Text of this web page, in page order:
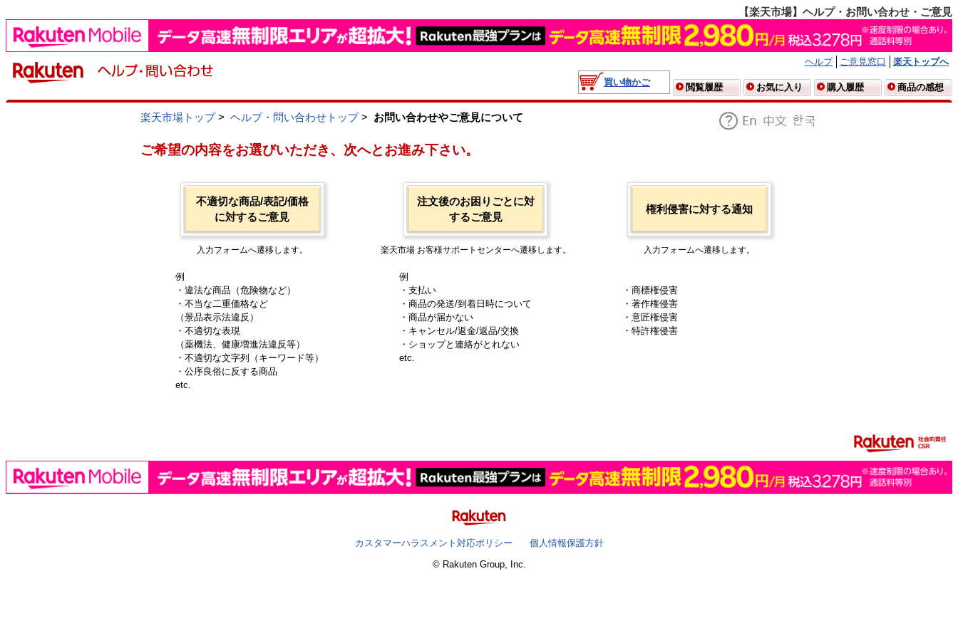
【楽天市場】ヘルプ・お問い合わせ・ご意見
ヘルプ ご意見窓口
楽天トップへ
買い物かご
閲覧履歴 お気に入り 購入履歴 商品の感想
楽天市場トップ> ヘルプ・問い合わせトップ> お問い合わせやご意見について
ご希望の内容をお選びいただき、次へとお進み下さい。
不適切な商品/表記/価格
に対するご意見
入力フォームへ遷移します。
例
・違法な商品（危険物など）
・不当な二重価格など
（景品表示法違反）
・不適切な表現
（薬機法、健康増進法違反等）
・不適切な文字列（キーワード等）
・公序良俗に反する商品
etc.
注文後のお困りごとに対
するご意見
楽天市場 お客様サポートセンターへ遷移します。
例
・支払い
・商品の発送/到着日時について
・商品が届かない
・キャンセル/返金/返品/交換
・ショップと連絡がとれない
etc.
権利侵害に対する通知
入力フォームへ遷移します。
・商標権侵害
・著作権侵害
・意匠権侵害
・特許権侵害
カスタマーハラスメント対応ポリシー
個人情報保護方針
© Rakuten Group, Inc.